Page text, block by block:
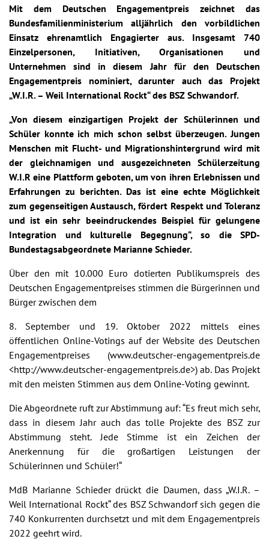
Mit dem Deutschen Engagementpreis zeichnet das
Bundesfamilienministerium alljährlich den vorbildlichen
Einsatz ehrenamtlich Engagierter aus. Insgesamt 740
Einzelpersonen, Initiativen, Organisationen und
Unternehmen sind in diesem Jahr für den Deutschen
Engagementpreis nominiert, darunter auch das Projekt
„W.I.R. – Weil International Rockt“ des BSZ Schwandorf.
„Von diesem einzigartigen Projekt der Schülerinnen und
Schüler konnte ich mich schon selbst überzeugen. Jungen
Menschen mit Flucht- und Migrationshintergrund wird mit
der gleichnamigen und ausgezeichneten Schülerzeitung
W.I.R eine Plattform geboten, um von ihren Erlebnissen und
Erfahrungen zu berichten. Das ist eine echte Möglichkeit
zum gegenseitigen Austausch, fördert Respekt und Toleranz
und ist ein sehr beeindruckendes Beispiel für gelungene
Integration und kulturelle Begegnung“, so die SPD-
Bundestagsabgeordnete Marianne Schieder.
Über den mit 10.000 Euro dotierten Publikumspreis des
Deutschen Engagementpreises stimmen die Bürgerinnen und
Bürger zwischen dem
8. September und 19. Oktober 2022 mittels eines
öffentlichen Online-Votings auf der Website des Deutschen
Engagementpreises (www.deutscher-engagementpreis.de
<http://www.deutscher-engagementpreis.de>) ab. Das Projekt
mit den meisten Stimmen aus dem Online-Voting gewinnt.
Die Abgeordnete ruft zur Abstimmung auf: “Es freut mich sehr,
dass in diesem Jahr auch das tolle Projekte des BSZ zur
Abstimmung steht. Jede Stimme ist ein Zeichen der
Anerkennung für die großartigen Leistungen der
Schülerinnen und Schüler!“
MdB Marianne Schieder drückt die Daumen, dass „W.I.R. –
Weil International Rockt“ des BSZ Schwandorf sich gegen die
740 Konkurrenten durchsetzt und mit dem Engagementpreis
2022 geehrt wird.